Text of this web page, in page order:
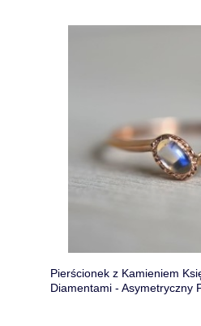
Pierścionek z Kamieniem
Diamentami - Asymetryczny